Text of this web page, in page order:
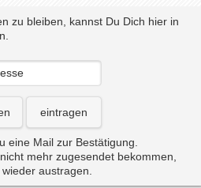
zu bleiben, kannst Du Dich hier in
eintragen
eine Mail zur Bestätigung.
mehr zugesendet bekommen,
austragen.